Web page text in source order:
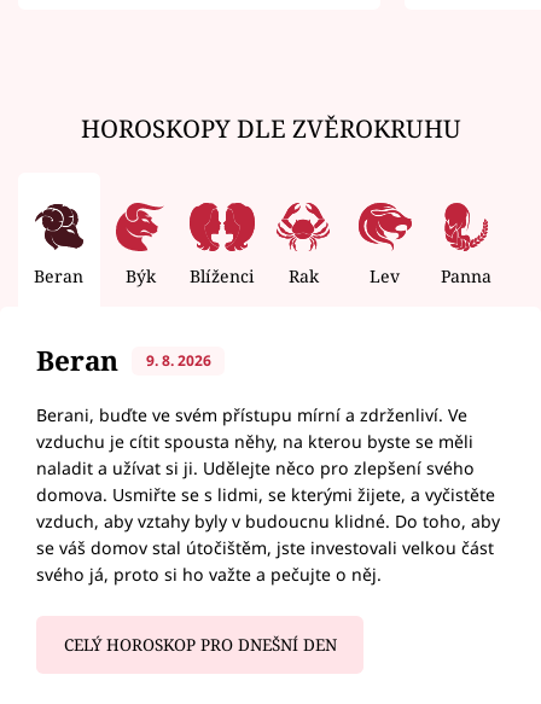
HOROSKOPY DLE ZVĚROKRUHU
Beran Býk Blíženci Rak Lev Panna
Beran 9. 8. 2026
Berani, buďte ve svém přístupu mírní a zdrženliví. Ve
vzduchu je cítit spousta něhy, na kterou byste se měli
naladit a užívat si ji. Udělejte něco pro zlepšení svého
domova. Usmiřte se s lidmi, se kterými žijete, a vyčistěte
vzduch, aby vztahy byly v budoucnu klidné. Do toho, aby
se váš domov stal útočištěm, jste investovali velkou část
svého já, proto si ho važte a pečujte o něj.
CELÝ HOROSKOP PRO DNEŠNÍ DEN